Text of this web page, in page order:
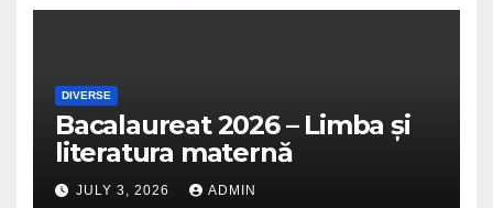
DIVERSE
Bacalaureat 2026 – Limba și
literatura maternă
JULY 3, 2026 ADMIN